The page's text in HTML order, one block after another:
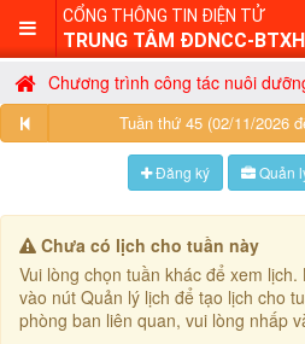
CỔNG THÔNG TIN ĐIỆN TỬ
TRUNG TÂM ĐDNCC-
Chương trình công tác nuôi
Tuần thứ 45 (02/11/2026
Đăng ký Quản
Chưa có lịch cho tuần này
Vui lòng chọn tuần khác để xem
vào nút Quản lý lịch để tạo lịch cho
phòng ban liên quan, vui lòng nhấp